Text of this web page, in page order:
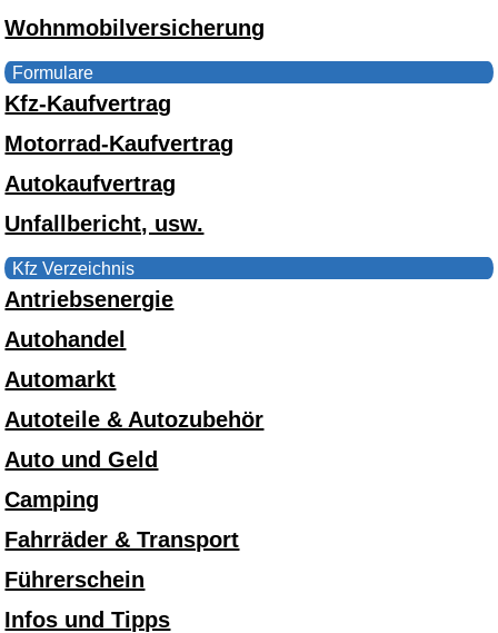
Wohnmobilversicherung
Formulare
Kfz-Kaufvertrag
Motorrad-Kaufvertrag
Autokaufvertrag
Unfallbericht, usw.
Kfz Verzeichnis
Antriebsenergie
Autohandel
Automarkt
Autoteile & Autozubehör
Auto und Geld
Camping
Fahrräder & Transport
Führerschein
Infos und Tipps